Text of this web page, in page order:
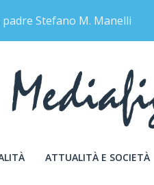
Stefano M. Manelli
ATTUALITÀ E SOCIETÀ